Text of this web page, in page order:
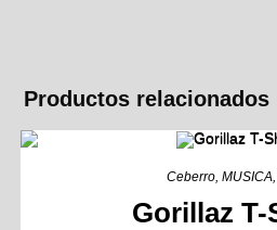
Productos relacionados
Ceberro, MUSICA
Gorillaz T-